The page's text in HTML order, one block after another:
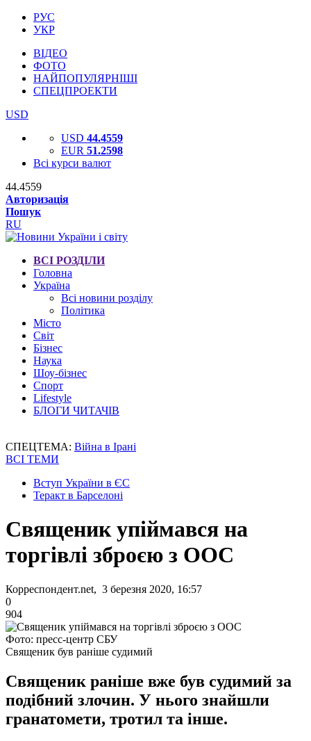
РУС
УКР
ВІДЕО
ФОТО
НАЙПОПУЛЯРНІШІ
СПЕЦПРОЕКТИ
USD
USD 44.4559
EUR 51.2598
Всі курси валют
44.4559
Авторизація
Пошук
RU
ВСІ РОЗДІЛИ
Головна
Україна
Всі новини розділу
Політика
Місто
Світ
Бізнес
Наука
Шоу-бізнес
Спорт
Lifestyle
БЛОГИ ЧИТАЧІВ
СПЕЦТЕМА: Війна в Ірані
ВСІ ТЕМИ
Вступ України в ЄС
Теракт в Барселоні
Священик упіймався на
торгівлі зброєю з ООС
Корреспондент.net, 3 березня 2020, 16:57
0
904
Фото: пресс-центр СБУ
Священик був раніше судимий
Священик раніше вже був судимий за
подібний злочин. У нього знайшли
гранатомети, тротил та інше.